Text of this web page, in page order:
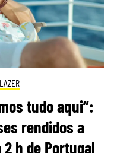
tudo aqui”:
rendidos a
h de Portugal